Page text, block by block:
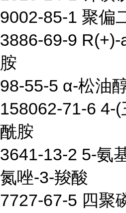
9002-85-1 聚偏
3886-69-9
胺
98-55-5 α-松油
158062-71-6 4-
酰胺
3641-13-2 5-氨
氮唑-3-羧酸
7727-67-5 四聚